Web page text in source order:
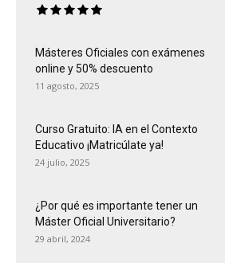
Másteres Oficiales con exámenes
online y 50% descuento
11 agosto, 2025
Curso Gratuito: IA en el Contexto
Educativo ¡Matricúlate ya!
24 julio, 2025
¿Por qué es importante tener un
Máster Oficial Universitario?
29 abril, 2024